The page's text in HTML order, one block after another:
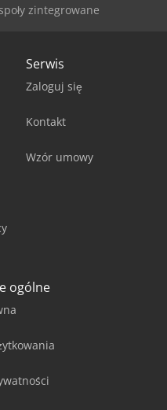
zintegrowane
Serwis
Zaloguj się
Kontakt
Wzór umowy
ogólne